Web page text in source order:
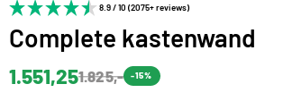
8.9 / 10 (2075+ reviews)
Complete kastenwand
1.551,251.825,- -15%